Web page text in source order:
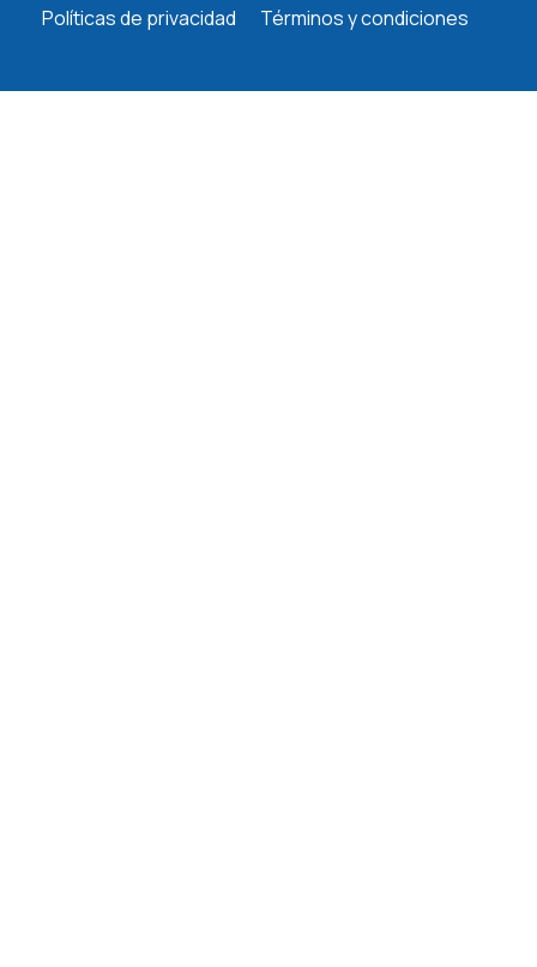
Políticas de privacidad Términos y condiciones